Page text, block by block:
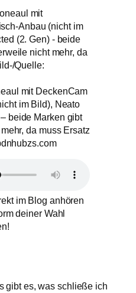
mit DeckenCam
im Bild), Neato
beide Marken gibt
da muss Ersatz
im Blog anhören
deiner Wahl
gibt es, was schließe ich